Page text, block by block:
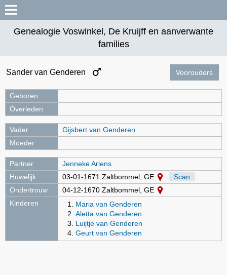
Genealogie Voswinkel, De Kruijff en aanverwante
families
Sander van Genderen Voorouders
Geboren
Overleden
Vader
Gijsbert van Genderen
Moeder
Partner
Jenneke Ariens
Huwelijk
03-01-1671 Zaltbommel, GE
Scan
Ondertrouw
04-12-1670 Zaltbommel, GE
Kinderen
Maria van Genderen
Aletta van Genderen
Luijtje van Genderen
Geurt van Genderen